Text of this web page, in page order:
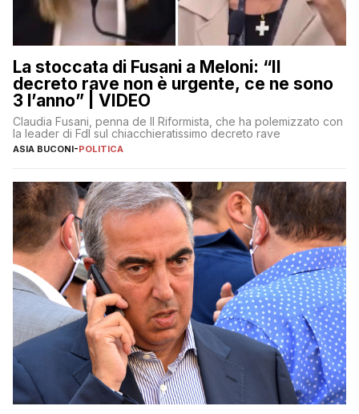
La stoccata di Fusani a Meloni: “Il
decreto rave non è urgente, ce ne sono
3 l’anno” | VIDEO
Claudia Fusani, penna de Il Riformista, che ha polemizzato con
la leader di FdI sul chiacchieratissimo decreto rave
ASIA BUCONI-POLITICA